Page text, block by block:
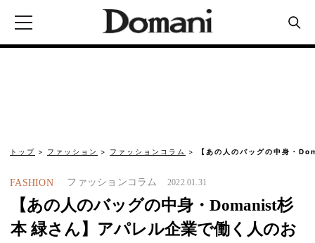
トップ ファッション ファッションコラム 【あの人のバッグの中身・
FASHION ファッションコラム 2022.01.31
【あの人のバッグの中身・Domanist杉
本 緑さん】アパレル企業で働く人のお